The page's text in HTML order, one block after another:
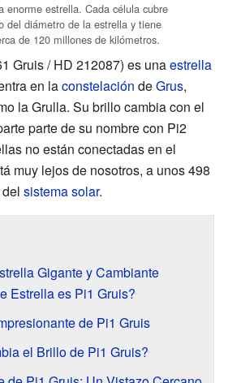
enorme estrella. Cada célula cubre
del diámetro de la estrella y tiene
de 120 millones de kilómetros.
Gruis / HD 212087) es unaestrella
en laconstelación deGrus,
la Grulla. Su brillo cambia con el
parte de su nombre con Pi2
no están conectadas en el
muy lejos de nosotros, a unos 498
sistema solar.
Gigante y Cambiante
Estrella es Pi1 Gruis?
de Pi1 Gruis
el Brillo de Pi1 Gruis?